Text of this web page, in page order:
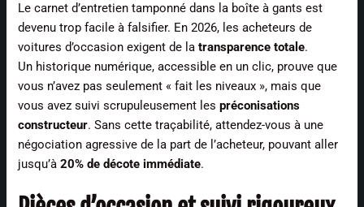
Le carnet d’entretien tamponné dans la boîte à gants est
devenu trop facile à falsifier. En 2026, les acheteurs de
voitures d’occasion exigent de latransparence totale.
Un historique numérique, accessible en un clic, prouve que
vous n’avez pas seulement « fait les niveaux », mais que
vous avez suivi scrupuleusement lespréconisations
constructeur. Sans cette traçabilité, attendez-vous à une
négociation agressive de la part de l’acheteur, pouvant aller
jusqu’à20% de décote immédiate.